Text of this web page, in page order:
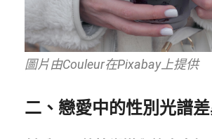
圖片由Couleur在Pixabay上提供
二、戀愛中的性別光譜